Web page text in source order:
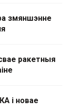
змяншэнне
ракетныя
і новае